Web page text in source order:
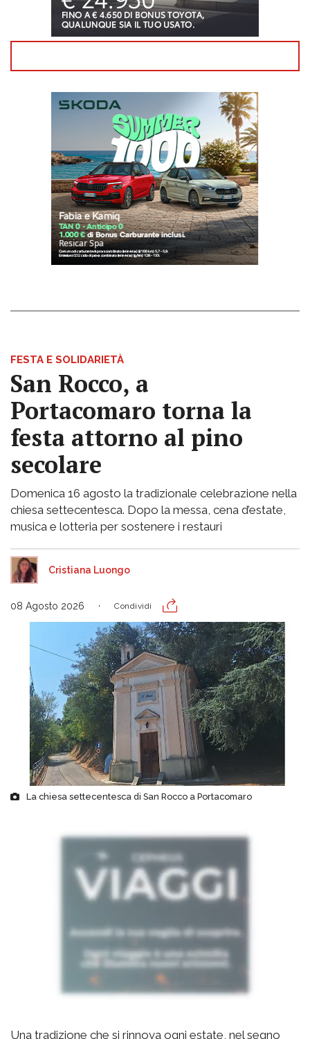
FESTA E SOLIDARIETÀ
San Rocco, a
Portacomaro torna la
festa attorno al pino
secolare
Domenica 16 agosto la tradizionale celebrazione nella
chiesa settecentesca. Dopo la messa, cena d’estate,
musica e lotteria per sostenere i restauri
Cristiana Luongo
08 Agosto 2026 Condividi
La chiesa settecentesca di San Rocco a Portacomaro
Una tradizione che si rinnova ogni estate, nel segno